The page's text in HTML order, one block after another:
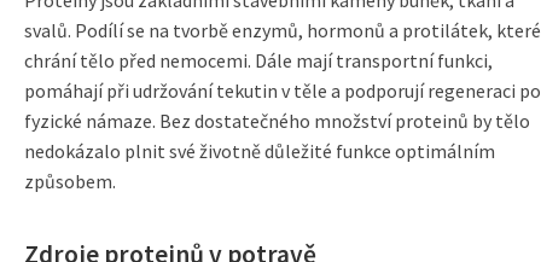
svalů. Podílí se na tvorbě enzymů, hormonů a protilátek, které
chrání tělo před nemocemi. Dále mají transportní funkci,
pomáhají při udržování tekutin v těle a podporují regeneraci po
fyzické námaze. Bez dostatečného množství proteinů by tělo
nedokázalo plnit své životně důležité funkce optimálním
způsobem.
Zdroje proteinů v potravě